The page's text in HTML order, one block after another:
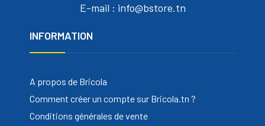
E-mail : info@bstore.tn
INFORMATION
A propos de Bricola
Comment créer un compte sur Bricola.tn ?
Conditions générales de vente